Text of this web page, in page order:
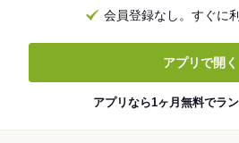
会員登録なし。すぐに
アプリで開く
アプリなら1ヶ月無料でラ